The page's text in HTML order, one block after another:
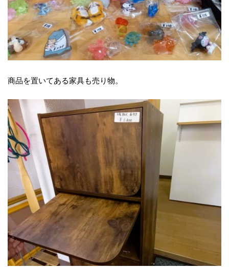
商品を置いてある家具も売り物。